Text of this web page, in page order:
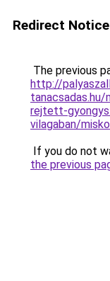
Redirect Notice
The previous
http://
rejtett-
vilagaban/
If you do not
the previous